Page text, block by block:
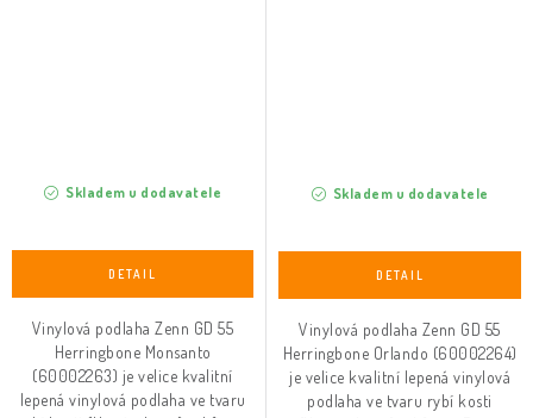
Skladem u dodavatele
Vinylová podlaha Zenn GD 55
Herringbone Monsanto
(60002263) je velice kvalitní
lepená vinylová podlaha ve tvaru
Skladem u dodavatele
Vinylová podlaha Zenn GD 55
Herringbone Orlando (60002264)
je velice kvalitní lepená vinylová
podlaha ve tvaru rybí kosti